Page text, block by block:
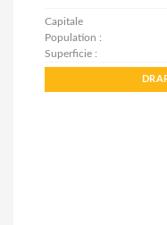
Capitale
Population :
Superficie :